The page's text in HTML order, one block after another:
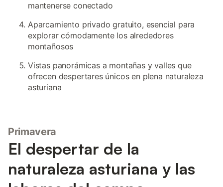
mantenerse conectado
Aparcamiento privado gratuito, esencial para
explorar cómodamente los alrededores
montañosos
Vistas panorámicas a montañas y valles que
ofrecen despertares únicos en plena naturaleza
asturiana
Primavera
El despertar de la
naturaleza asturiana y las